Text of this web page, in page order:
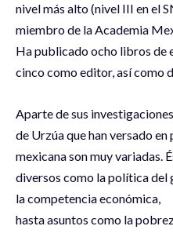
nivel más alto (nivel III en el
miembro de la Academia
Ha publicado ocho libros de
cinco como editor, así como
Aparte de sus
de Urzúa que han versado
mexicana son muy variadas.
diversos como la política del
la competencia económica,
hasta asuntos como la